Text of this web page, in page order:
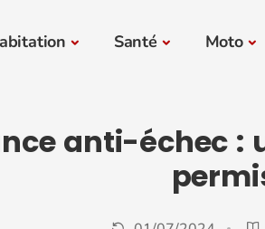
Santé Moto
anti-échec :